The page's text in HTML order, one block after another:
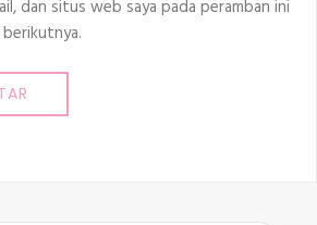
dan situs web saya pada peramban ini